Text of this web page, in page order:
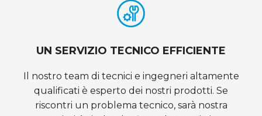
UN SERVIZIO TECNICO EFFICIENTE
Il nostro team di tecnici e ingegneri altamente
qualificati è esperto dei nostri prodotti. Se
riscontri un problema tecnico, sarà nostra